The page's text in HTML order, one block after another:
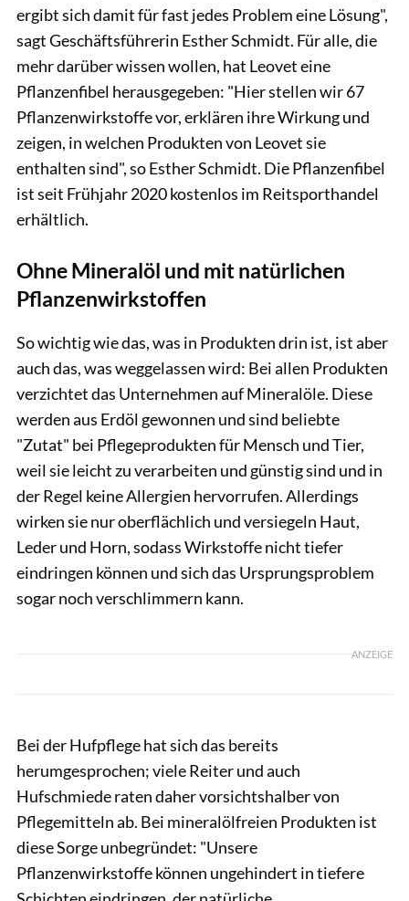
ergibt sich damit für fast jedes Problem eine Lösung",
sagt Geschäftsführerin Esther Schmidt. Für alle, die
mehr darüber wissen wollen, hat Leovet eine
Pflanzenfibel herausgegeben: "Hier stellen wir 67
Pflanzenwirkstoffe vor, erklären ihre Wirkung und
zeigen, in welchen Produkten von Leovet sie
enthalten sind", so Esther Schmidt. Die Pflanzenfibel
ist seit Frühjahr 2020 kostenlos im Reitsporthandel
erhältlich.
Ohne Mineralöl und mit natürlichen
Pflanzenwirkstoffen
So wichtig wie das, was in Produkten drin ist, ist aber
auch das, was weggelassen wird: Bei allen Produkten
verzichtet das Unternehmen auf Mineralöle. Diese
werden aus Erdöl gewonnen und sind beliebte
"Zutat" bei Pflegeprodukten für Mensch und Tier,
weil sie leicht zu verarbeiten und günstig sind und in
der Regel keine Allergien hervorrufen. Allerdings
wirken sie nur oberflächlich und versiegeln Haut,
Leder und Horn, sodass Wirkstoffe nicht tiefer
eindringen können und sich das Ursprungsproblem
sogar noch verschlimmern kann.
ANZEIGE
Bei der Hufpflege hat sich das bereits
herumgesprochen; viele Reiter und auch
Hufschmiede raten daher vorsichtshalber von
Pflegemitteln ab. Bei mineralölfreien Produkten ist
diese Sorge unbegründet: "Unsere
Pflanzenwirkstoffe können ungehindert in tiefere